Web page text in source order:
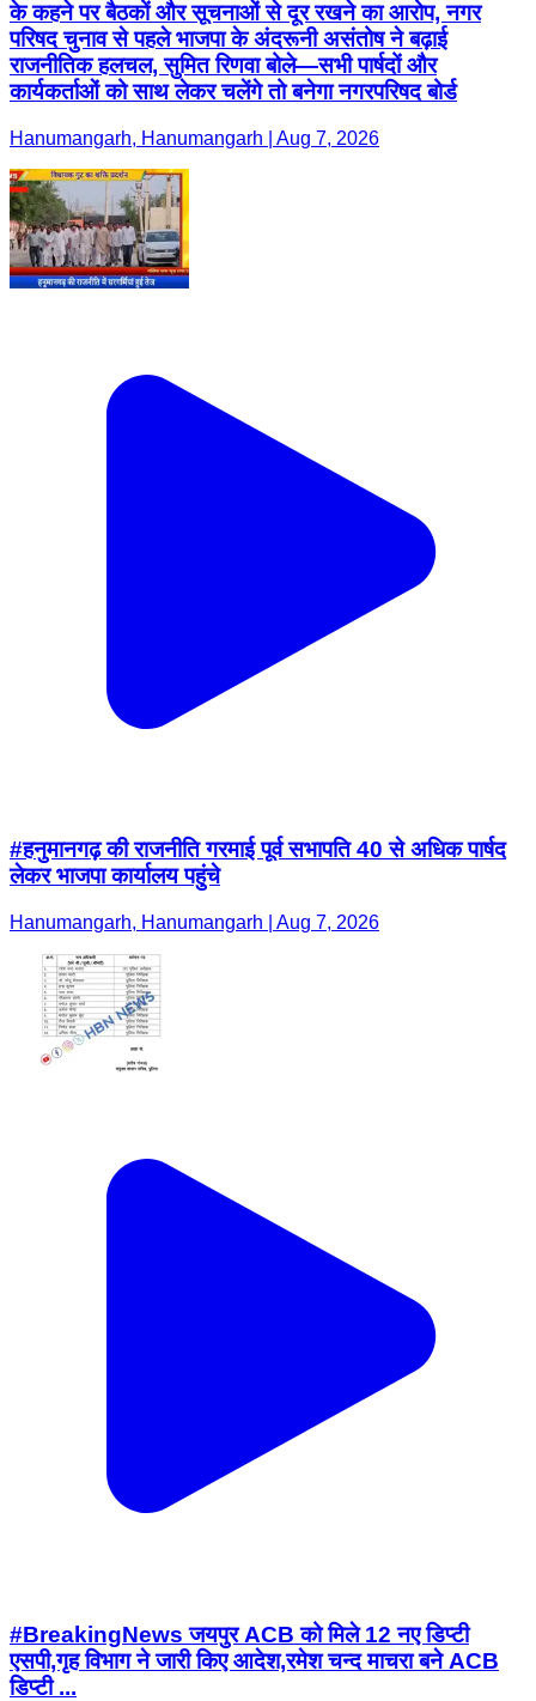
के कहने पर बैठकों और सूचनाओं से दूर रखने का आरोप, नगर
परिषद चुनाव से पहले भाजपा के अंदरूनी असंतोष ने बढ़ाई
राजनीतिक हलचल, सुमित रिणवा बोले—सभी पार्षदों और
कार्यकर्ताओं को साथ लेकर चलेंगे तो बनेगा नगरपरिषद बोर्ड
Hanumangarh, Hanumangarh | Aug 7, 2026
#हनुमानगढ़ की राजनीति गरमाई पूर्व सभापति 40 से अधिक पार्षद
लेकर भाजपा कार्यालय पहुंचे
Hanumangarh, Hanumangarh | Aug 7, 2026
#BreakingNews जयपुर ACB को मिले 12 नए डिप्टी
एसपी,गृह विभाग ने जारी किए आदेश,रमेश चन्द माचरा बने ACB
डिप्टी ...